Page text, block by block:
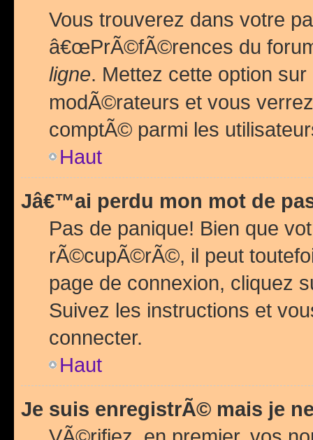
Vous trouverez dans votre
â€œPrÃ©fÃ©rences du
ligne. Mettez cette option sur
modÃ©rateurs et vous
comptÃ© parmi les
Haut
Jâ€™ai perdu mon mot de
Pas de panique! Bien que
rÃ©cupÃ©rÃ©, il peut
page de connexion, cliquez
Suivez les instructions et
connecter.
Haut
Je suis enregistrÃ© mais je